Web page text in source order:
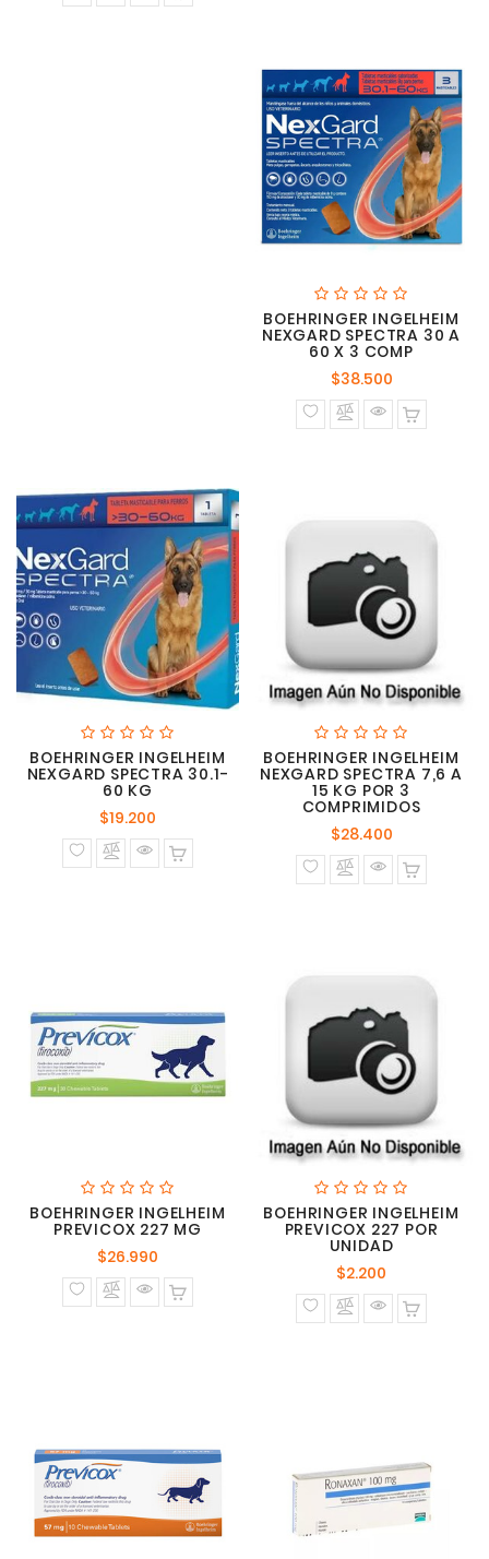
BOEHRINGER INGELHEIM
NEXGARD SPECTRA 30 A
60 X 3 COMP
$38.500Precio
normal
BOEHRINGER INGELHEIM
NEXGARD SPECTRA 30.1-
60 KG
$19.200
normal
BOEHRINGER INGELHEIM
NEXGARD SPECTRA 7,6 A
15 KG POR 3
COMPRIMIDOS
$28.400Precio
normal
BOEHRINGER INGELHEIM
PREVICOX 227 MG
$26.990
normal
BOEHRINGER INGELHEIM
PREVICOX 227 POR
UNIDAD
$2.200
normal